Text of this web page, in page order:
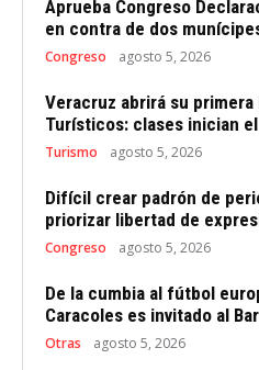
Aprueba Congreso
en contra de dos
Congreso agosto 5, 2026
Veracruz abrirá su
Turísticos: clases inician
Turismo agosto 5, 2026
Difícil crear padrón de
priorizar libertad de
Congreso agosto 5, 2026
De la cumbia al fútbol
Caracoles es invitado al
Otras agosto 5, 2026